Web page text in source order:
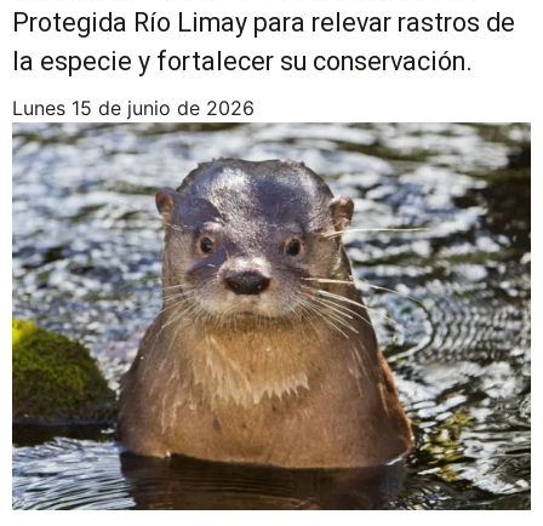
Protegida Río Limay para relevar rastros de
la especie y fortalecer su conservación.
lunes 15 de junio de 2026